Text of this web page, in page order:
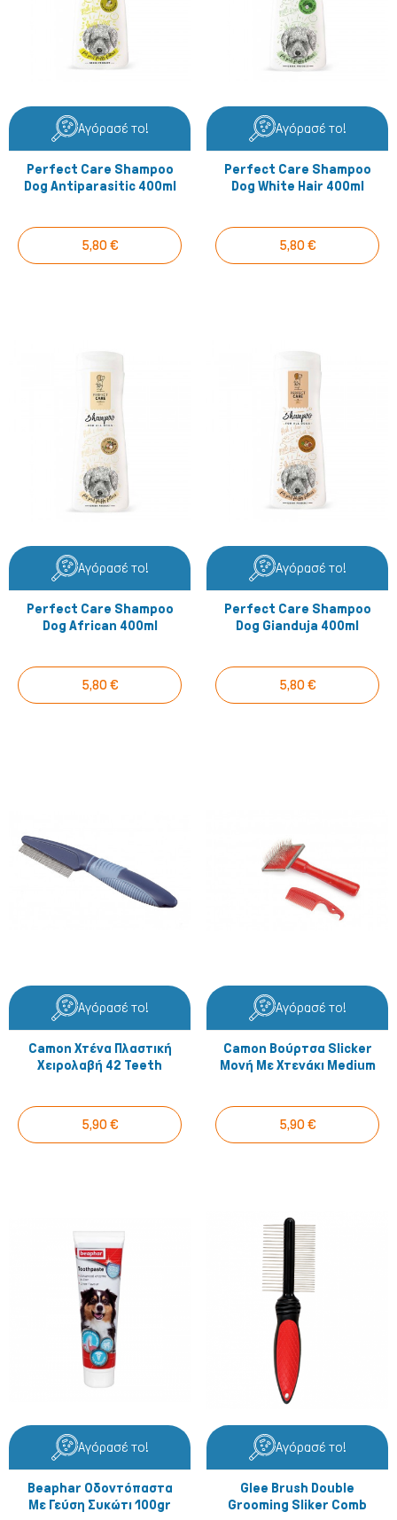
Αγόρασέ το!
Perfect Care Shampoo
Dog Antiparasitic 400ml
5,80 €
Αγόρασέ το!
Perfect Care Shampoo
Dog White Hair 400ml
5,80 €
Αγόρασέ το!
Perfect Care Shampoo
Dog African 400ml
5,80 €
Αγόρασέ το!
Perfect Care Shampoo
Dog Gianduja 400ml
5,80 €
Αγόρασέ το!
Camon Χτένα Πλαστική
Χειρολαβή 42 Teeth
5,90 €
Αγόρασέ το!
Camon Βούρτσα Slicker
Μονή Με Χτενάκι Medium
5,90 €
Αγόρασέ το!
Beaphar Οδοντόπαστα
Με Γεύση Συκώτι 100gr
Αγόρασέ το!
Glee Brush Double
Grooming Sliker Comb